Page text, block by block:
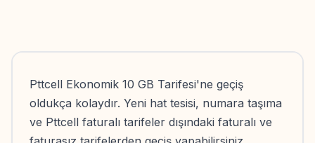
Pttcell Ekonomik 10 GB Tarifesi'ne geçiş
oldukça kolaydır. Yeni hat tesisi, numara taşıma
ve Pttcell faturalı tarifeler dışındaki faturalı ve